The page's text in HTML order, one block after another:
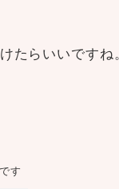
たらいいですね。
す